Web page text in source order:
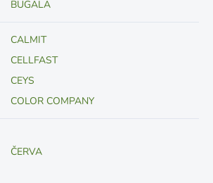
BUGALA
CALMIT
CELLFAST
CEYS
COLOR COMPANY
ČERVA